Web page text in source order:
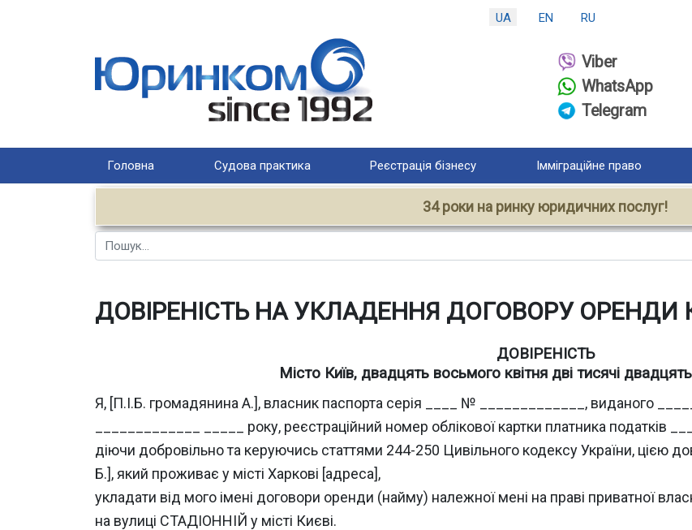
UA EN RU
Viber
WhatsApp
Telegram
Головна Судова практика Реєстрація бізнесу Імміграційне право
34 роки на ринку юридичних послуг!
Пошук
ДОВІРЕНІСТЬ НА УКЛАДЕННЯ ДОГОВОРУ ОРЕНДИ
ДОВІРЕНІСТЬ
Місто Київ, двадцять восьмого квітня дві тисячі
Я, [П.І.Б. громадянина А.], власник паспорта серія ____ № _____________, виданого
_____________ _____ року, реєстраційний номер облікової картки платника податків
діючи добровільно та керуючись статтями 244-250 Цивільного кодексу України, цією
Б.], який проживає у місті Харкові [адреса],
укладати від мого імені договори оренди (найму) належної мені на праві приватної
на вулиці СТАДІОННІЙ у місті Києві.